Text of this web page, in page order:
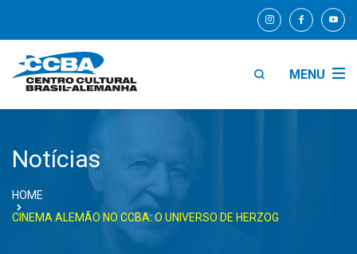
MENU
Notícias
HOME
CINEMA ALEMÃO NO CCBA: O UNIVERSO DE HERZOG